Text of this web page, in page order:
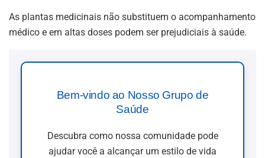
As plantas medicinais não substituem o acompanhamento
médico e em altas doses podem ser prejudiciais à saúde.
Bem-vindo ao Nosso Grupo de
Saúde
Descubra como nossa comunidade pode
ajudar você a alcançar um estilo de vida